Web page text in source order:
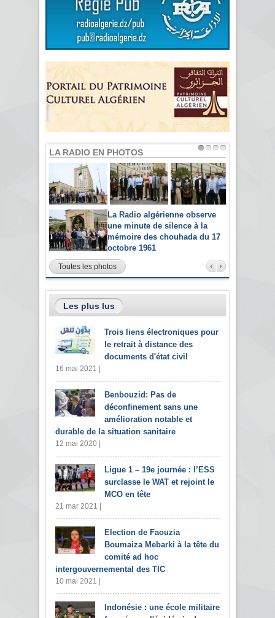
LA RADIO EN PHOTOS
La Radio algérienne observe
une minute de silence à la
mémoire des chouhada du 17
octobre 1961
Toutes les photos
Les plus lus
Trois liens électroniques pour
le retrait à distance des
documents d'état civil
16 mai 2021 |
Benbouzid: Pas de
déconfinement sans une
amélioration notable et
durable de la situation sanitaire
12 mai 2020 |
Ligue 1 – 19e journée : l’ESS
surclasse le WAT et rejoint le
MCO en tête
21 mar 2021 |
Election de Faouzia
Boumaiza Mebarki à la tête du
comité ad hoc
intergouvernemental des TIC
10 mai 2021 |
Indonésie : une école militaire